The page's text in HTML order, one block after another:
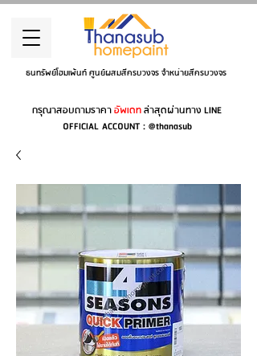
ธนทรัพย์โฮมเพ้นท์ ศูนย์ผสมสีครบวงจร จำหน่ายสีครบวงจร
กรุณาสอบถามราคาอัพเดทล่าสุดผ่านทาง LINE
OFFICIAL ACCOUNT : @thanasub